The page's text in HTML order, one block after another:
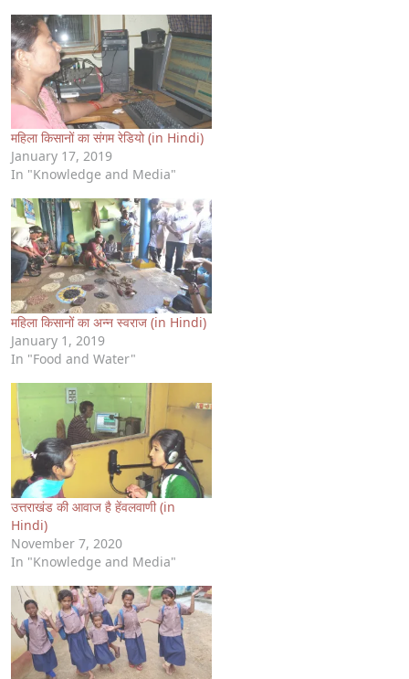
महिला किसानों का संगम रेडियो (in Hindi)
January 17, 2019
In "Knowledge and Media"
महिला किसानों का अन्न स्वराज (in Hindi)
January 1, 2019
In "Food and Water"
उत्तराखंड की आवाज है हेंवलवाणी (in
Hindi)
November 7, 2020
In "Knowledge and Media"